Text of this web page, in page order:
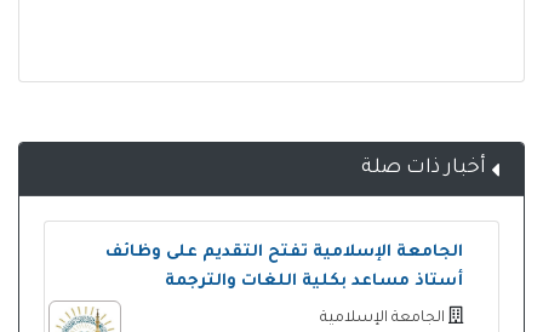
أخبار ذات صلة
الجامعة الإسلامية تفتح التقديم على وظائف
أستاذ مساعد بكلية اللغات والترجمة
الجامعة الإسلامية